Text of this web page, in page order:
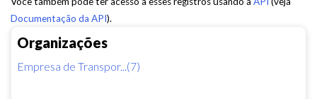
Organizações
Empresa de Transpor...(7)
Documentação da API).